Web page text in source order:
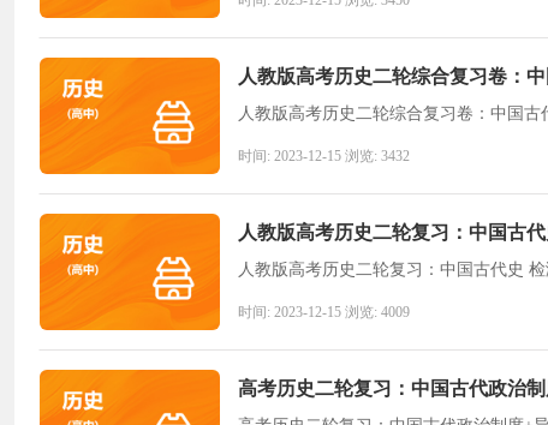
人教版高考历史二轮综合复习卷：中
人教版高考历史二轮综合复习卷：中国古
时间: 2023-12-15 浏览: 3432
人教版高考历史二轮复习：中国古代
人教版高考历史二轮复习：中国古代史 检
时间: 2023-12-15 浏览: 4009
高考历史二轮复习：中国古代政治